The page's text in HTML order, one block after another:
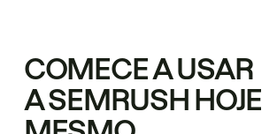
COMECE A USAR
A SEMRUSH HOJE